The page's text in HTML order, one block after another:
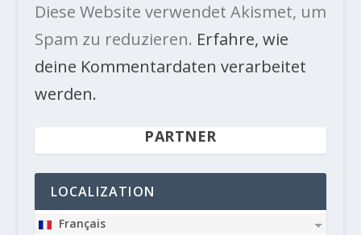
Diese Website verwendet Akismet, um
Spam zu reduzieren. Erfahre, wie
deine Kommentardaten verarbeitet
werden.
PARTNER
LOCALIZATION
Français